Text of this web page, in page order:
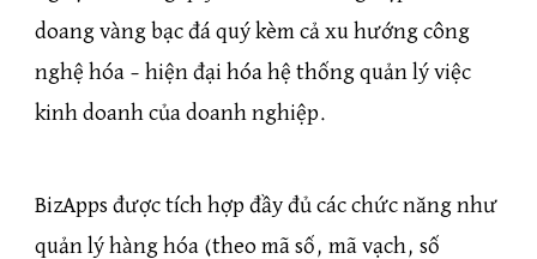
doang vàng bạc đá quý kèm cả xu hướng công
nghệ hóa – hiện đại hóa hệ thống quản lý việc
kinh doanh của doanh nghiệp.
BizApps được tích hợp đầy đủ các chức năng như
quản lý hàng hóa (theo mã số, mã vạch, số